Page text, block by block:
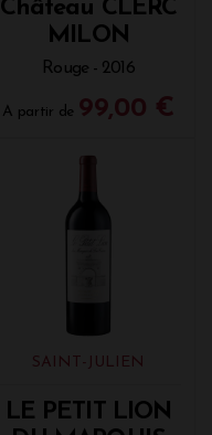
Château CLERC
MILON
Rouge - 2016
A partir de 99,00 €
SAINT-JULIEN
LE PETIT LION